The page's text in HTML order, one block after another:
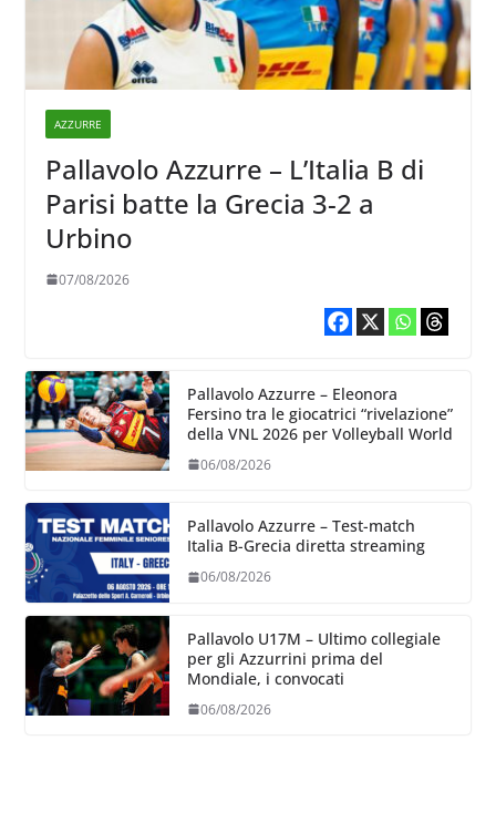
AZZURRE
Pallavolo Azzurre – L’Italia B di
Parisi batte la Grecia 3-2 a
Urbino
07/08/2026
Pallavolo Azzurre – Eleonora
Fersino tra le giocatrici “rivelazione”
della VNL 2026 per Volleyball World
06/08/2026
Pallavolo Azzurre – Test-match
Italia B-Grecia diretta streaming
06/08/2026
Pallavolo U17M – Ultimo collegiale
per gli Azzurrini prima del
Mondiale, i convocati
06/08/2026